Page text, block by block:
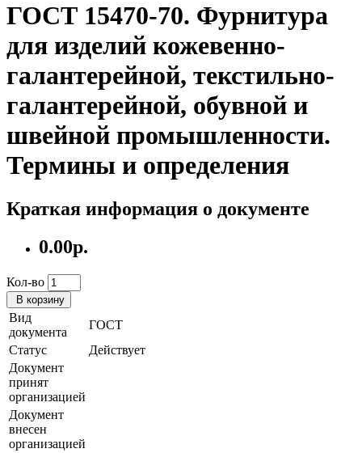
ГОСТ 15470-70. Фурнитура
для изделий кожевенно-
галантерейной, текстильно-
галантерейной, обувной и
швейной промышленности.
Термины и определения
Краткая информация о документе
0.00р.
Кол-во
В корзину
Вид
документа
ГОСТ
Статус
Действует
Документ
принят
организацией
Документ
внесен
организацией